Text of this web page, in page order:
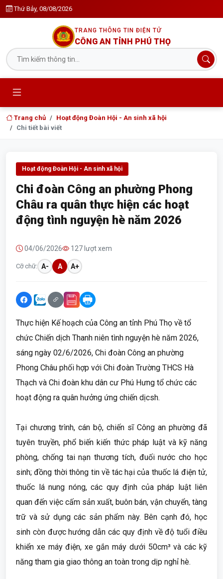
Thứ Bảy, 08/08/2026
TRANG THÔNG TIN ĐIỆN TỬ
CÔNG AN TỈNH PHÚ THỌ
Trang chủ
Hoạt động Đoàn Hội - An sinh xã hội
Chi tiết bài viết
Hoạt động Đoàn Hội - An sinh xã hội
Chi đoàn Công an phường Phong
Châu ra quân thực hiện các hoạt
động tình nguyện hè năm 2026
04/06/2026 127 lượt xem
Cỡ chữ: A- A A+
Thực hiện Kế hoạch của Công an tỉnh Phú Thọ về tổ
chức Chiến dịch Thanh niên tình nguyện hè năm 2026,
sáng ngày 02/6/2026, Chi đoàn Công an phường
Phong Châu phối hợp với Chi đoàn Trường THCS Hà
Thạch và Chi đoàn khu dân cư Phú Hưng tổ chức các
hoạt động ra quân hưởng ứng chiến dịcsh.
Tại chương trình, cán bộ, chiến sĩ Công an phường đã
tuyên truyền, phổ biến kiến thức pháp luật và kỹ năng
phòng, chống tai nạn thương tích, đuối nước cho học
sinh; đồng thời thông tin về tác hại của thuốc lá điện tử,
thuốc lá nung nóng, các quy định của pháp luật liên
quan đến việc cấm sản xuất, buôn bán, vận chuyển, tàng
trữ và sử dụng các sản phẩm này. Bên cạnh đó, học
sinh còn được hướng dẫn các quy định về độ tuổi điều
khiển xe máy điện, xe gắn máy dưới 50cm³ và các kỹ
năng tham gia giao thông an toàn trong dịp nghỉ hè.